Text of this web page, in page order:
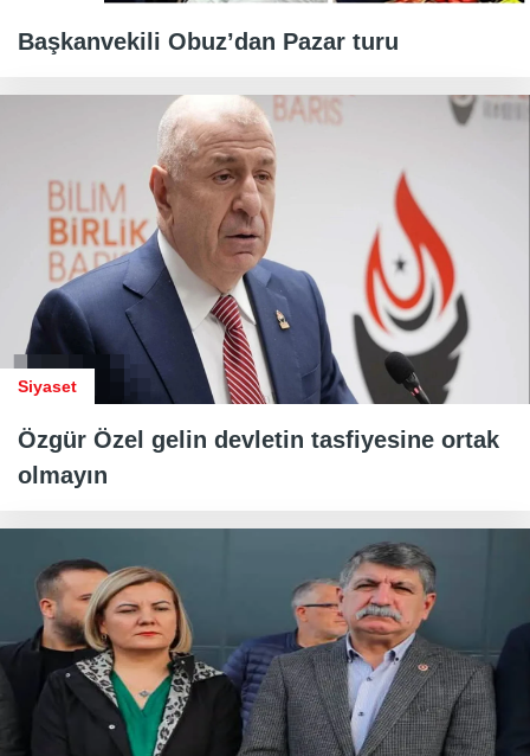
Başkanvekili Obuz’dan Pazar turu
Siyaset
Özgür Özel gelin devletin tasfiyesine ortak
olmayın